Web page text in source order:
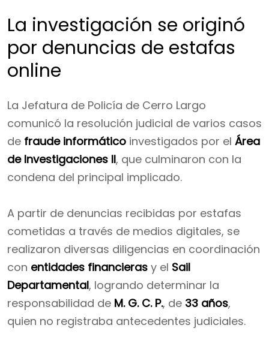
La investigación se originó
por denuncias de estafas
online
La Jefatura de Policía de Cerro Largo
comunicó la resolución judicial de varios casos
de fraude informático investigados por el Área
de Investigaciones II, que culminaron con la
condena del principal implicado.
A partir de denuncias recibidas por estafas
cometidas a través de medios digitales, se
realizaron diversas diligencias en coordinación
con entidades financieras y el Sail
Departamental, logrando determinar la
responsabilidad de M. G. C. P., de 33 años,
quien no registraba antecedentes judiciales.